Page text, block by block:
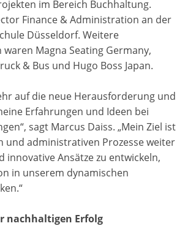
im Bereich Buchhaltung.
Finance & Administration an der
Düsseldorf. Weitere
Magna Seating Germany,
& Bus und Hugo Boss Japan.
auf die neue Herausforderung und
Erfahrungen und Ideen bei
sagt Marcus Daiss. „Mein Ziel ist
und administrativen Prozesse weiter
innovative Ansätze zu entwickeln,
in unserem dynamischen
nachhaltigen Erfolg